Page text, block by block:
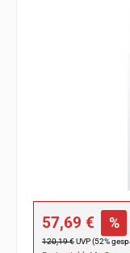
Verkaufspreis:
57,69 € %
Regulärer Preis:
120,19 €UVP (52%